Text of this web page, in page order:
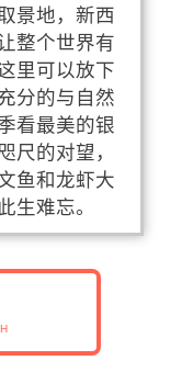
景地，新西
整个世界有
里可以放下
分的与自然
看最美的银
尺的对望，
鱼和龙虾大
生难忘。